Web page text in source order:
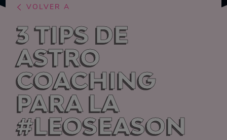
VOLVER A
3 TIPS DE
ASTRO
COACHING
PARA LA
#LEOSEASON